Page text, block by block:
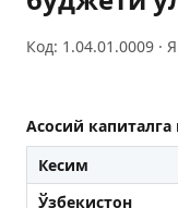
Код: 1.04.01.0009 ·
Асосий
Кесим
Ўзбекистон